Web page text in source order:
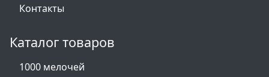
Контакты
Каталог товаров
1000 мелочей